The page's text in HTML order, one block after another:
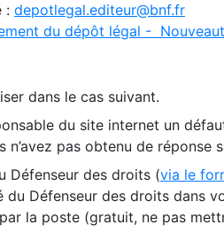
: depotlegal.editeur@bnf.fr
du dépôt légal -
dans le cas suivant.
du site internet un
pas obtenu de réponse
Défenseur des droits (via le
du Défenseur des droits dans
la poste (gratuit, ne pas